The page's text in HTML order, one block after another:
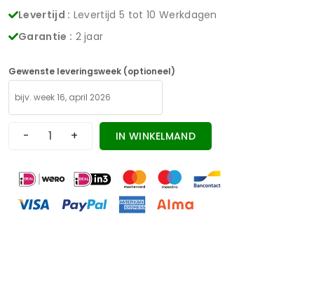
Levertijd : Levertijd 5 tot 10 Werkdagen
Garantie : 2 jaar
Gewenste leveringsweek (optioneel)
- + IN WINKELMAND